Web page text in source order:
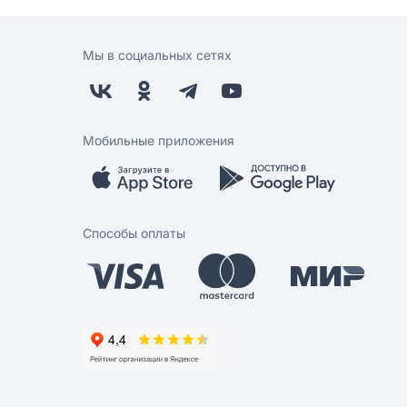
Мы в социальных сетях
Мобильные приложения
Способы оплаты